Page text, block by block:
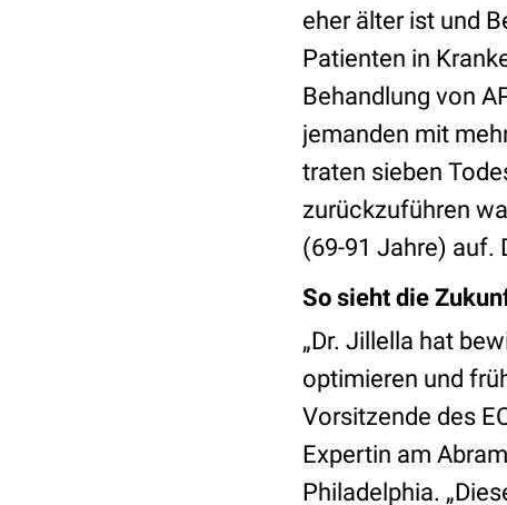
eher älter ist und
Patienten in
Behandlung von
jemanden mit
traten sieben
zurückzuführen
(69-91 Jahre) auf.
So sieht die
„Dr. Jillella hat
optimieren und
Vorsitzende des
Expertin am
Philadelphia.